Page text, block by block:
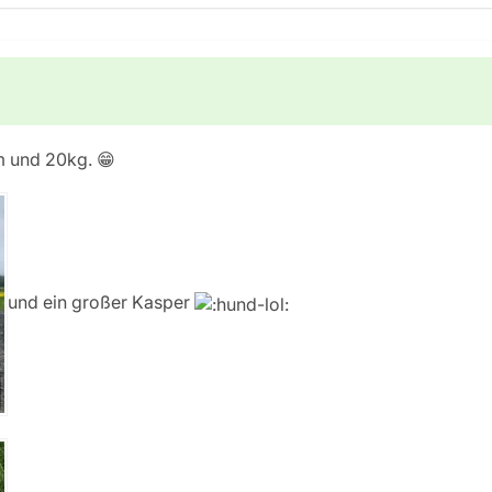
und 20kg. 😁
und ein großer Kasper